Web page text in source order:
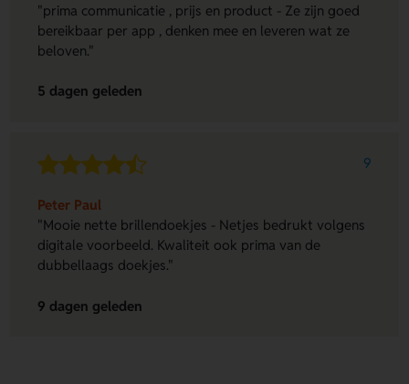
"prima communicatie , prijs en product - Ze zijn goed
bereikbaar per app , denken mee en leveren wat ze
beloven."
5 dagen geleden
9
Peter Paul
"Mooie nette brillendoekjes - Netjes bedrukt volgens
digitale voorbeeld. Kwaliteit ook prima van de
dubbellaags doekjes."
9 dagen geleden